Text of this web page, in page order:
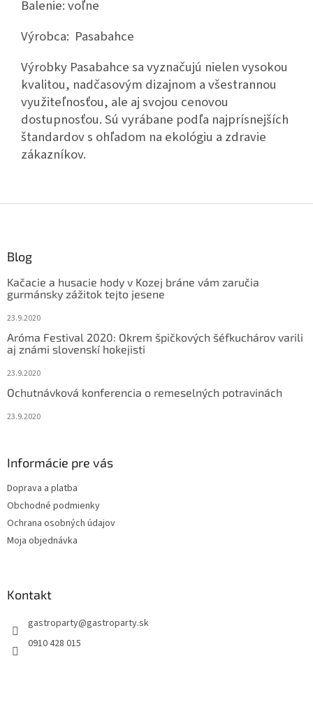
Balenie: voľne
Výrobca: Pasabahce
Výrobky Pasabahce sa vyznačujú nielen vysokou
kvalitou, nadčasovým dizajnom a všestrannou
využiteľnosťou, ale aj svojou cenovou
dostupnosťou. Sú vyrábane podľa najprísnejších
štandardov s ohľadom na ekológiu a zdravie
zákazníkov.
Blog
Kačacie a husacie hody v Kozej bráne vám zaručia
gurmánsky zážitok tejto jesene
23.9.2020
Aróma Festival 2020: Okrem špičkových šéfkuchárov varili
aj známi slovenskí hokejisti
23.9.2020
Ochutnávková konferencia o remeselných potravinách
23.9.2020
Informácie pre vás
Doprava a platba
Obchodné podmienky
Ochrana osobných údajov
Moja objednávka
Kontakt
gastroparty@gastroparty.sk
0910 428 015